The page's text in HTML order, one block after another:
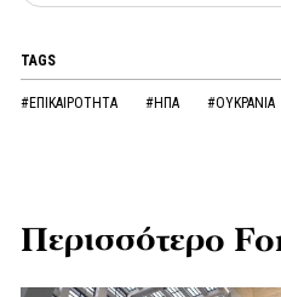
TAGS
#ΕΠΙΚΑΙΡΟΤΗΤΑ #ΗΠΑ #ΟΥΚΡΑΝΙΑ
Περισσότερο